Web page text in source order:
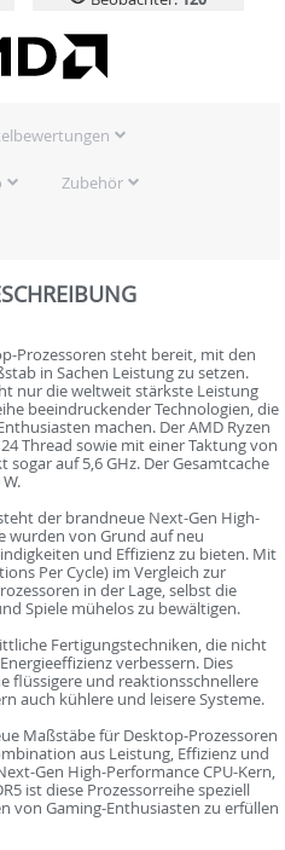
Zubehör
Prozessoren steht bereit, mit den
in Sachen Leistung zu setzen.
nur die weltweit stärkste Leistung
beeindruckender Technologien, die
machen. Der AMD Ryzen
Thread sowie mit einer Taktung von
sogar auf 5,6 GHz. Der Gesamtcache
der brandneue Next-Gen High-
wurden von Grund auf neu
und Effizienz zu bieten. Mit
Per Cycle) im Vergleich zur
in der Lage, selbst die
Spiele mühelos zu bewältigen.
Fertigungstechniken, die nicht
verbessern. Dies
flüssigere und reaktionsschnellere
auch kühlere und leisere Systeme.
Maßstäbe für Desktop-Prozessoren
aus Leistung, Effizienz und
Gen High-Performance CPU-Kern,
ist diese Prozessorreihe speziell
von Gaming-Enthusiasten zu erfüllen